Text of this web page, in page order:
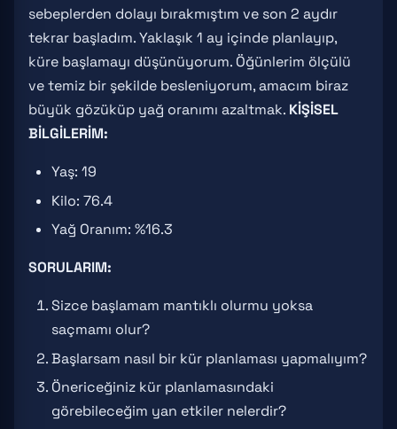
sebeplerden dolayı bırakmıştım ve son 2 aydır
tekrar başladım. Yaklaşık 1 ay içinde planlayıp,
küre başlamayı düşünüyorum. Öğünlerim ölçülü
ve temiz bir şekilde besleniyorum, amacım biraz
büyük gözüküp yağ oranımı azaltmak. KİŞİSEL
BİLGİLERİM:
Yaş: 19
Kilo: 76.4
Yağ Oranım: %16.3
SORULARIM:
Sizce başlamam mantıklı olurmu yoksa
saçmamı olur?
Başlarsam nasıl bir kür planlaması yapmalıyım?
Önericeğiniz kür planlamasındaki
görebileceğim yan etkiler nelerdir?